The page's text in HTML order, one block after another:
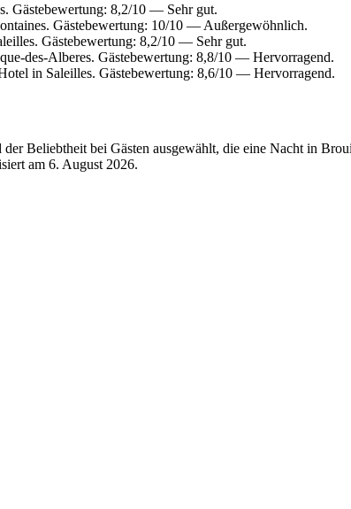
Gästebewertung: 8,2/10 — Sehr gut.
Gästebewertung: 10/10 — Außergewöhnlich.
Gästebewertung: 8,2/10 — Sehr gut.
des-Alberes. Gästebewertung: 8,8/10 — Hervorragend.
in Saleilles. Gästebewertung: 8,6/10 — Hervorragend.
Beliebtheit bei Gästen ausgewählt, die eine Nacht in
am 6. August 2026.